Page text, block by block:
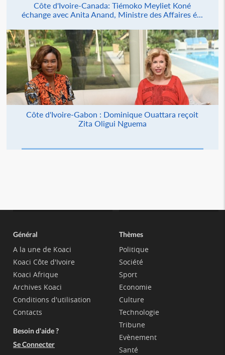
Côte d'Ivoire-Canada: Tiémoko Meyliet Koné
échange avec Anita Anand, Ministre des Affaires é...
Côte d'Ivoire-Gabon : Dominique Ouattara reçoit
Zita Oligui Nguema
Général
A la une de Koaci
Koaci Côte d'Ivoire
Koaci Afrique
Archives Koaci
Conditions d'utilisation
Contacts
Besoin d'aide ?
Se Connecter
Thèmes
Politique
Société
Sport
Economie
Culture
Technologie
Tribune
Evènement
Santé